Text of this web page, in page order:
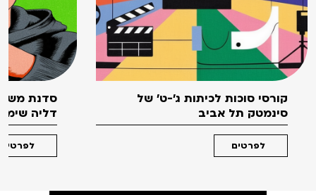
קורסי סוכות לכיתות ג'-ט' של
סינמטק תל אביב
לפרטים
סדנת
דליה
לפרטים